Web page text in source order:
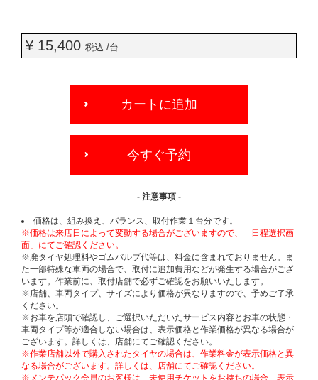
¥ 15,400 税込 /台
OPTIONS
カートに追加
今すぐ予約
- 注意事項 -
価格は、組み換え、バランス、取付作業１台分です。
※価格は来店日によって変動する場合がございますので、「日程選択画
面」にてご確認ください。
※廃タイヤ処理料やゴムバルブ代等は、料金に含まれておりません。ま
た一部特殊な車両の場合で、取付に追加費用などが発生する場合がござ
います。作業前に、取付店舗で必ずご確認をお願いいたします。
※店舗、車両タイプ、サイズにより価格が異なりますので、予めご了承
ください。
※お車を店頭で確認し、ご選択いただいたサービス内容とお車の状態・
車両タイプ等が適合しない場合は、表示価格と作業価格が異なる場合が
ございます。詳しくは、店舗にてご確認ください。
※作業店舗以外で購入されたタイヤの場合は、作業料金が表示価格と異
なる場合がございます。詳しくは、店舗にてご確認ください。
※メンテパック会員のお客様は、未使用チケットをお持ちの場合、表示